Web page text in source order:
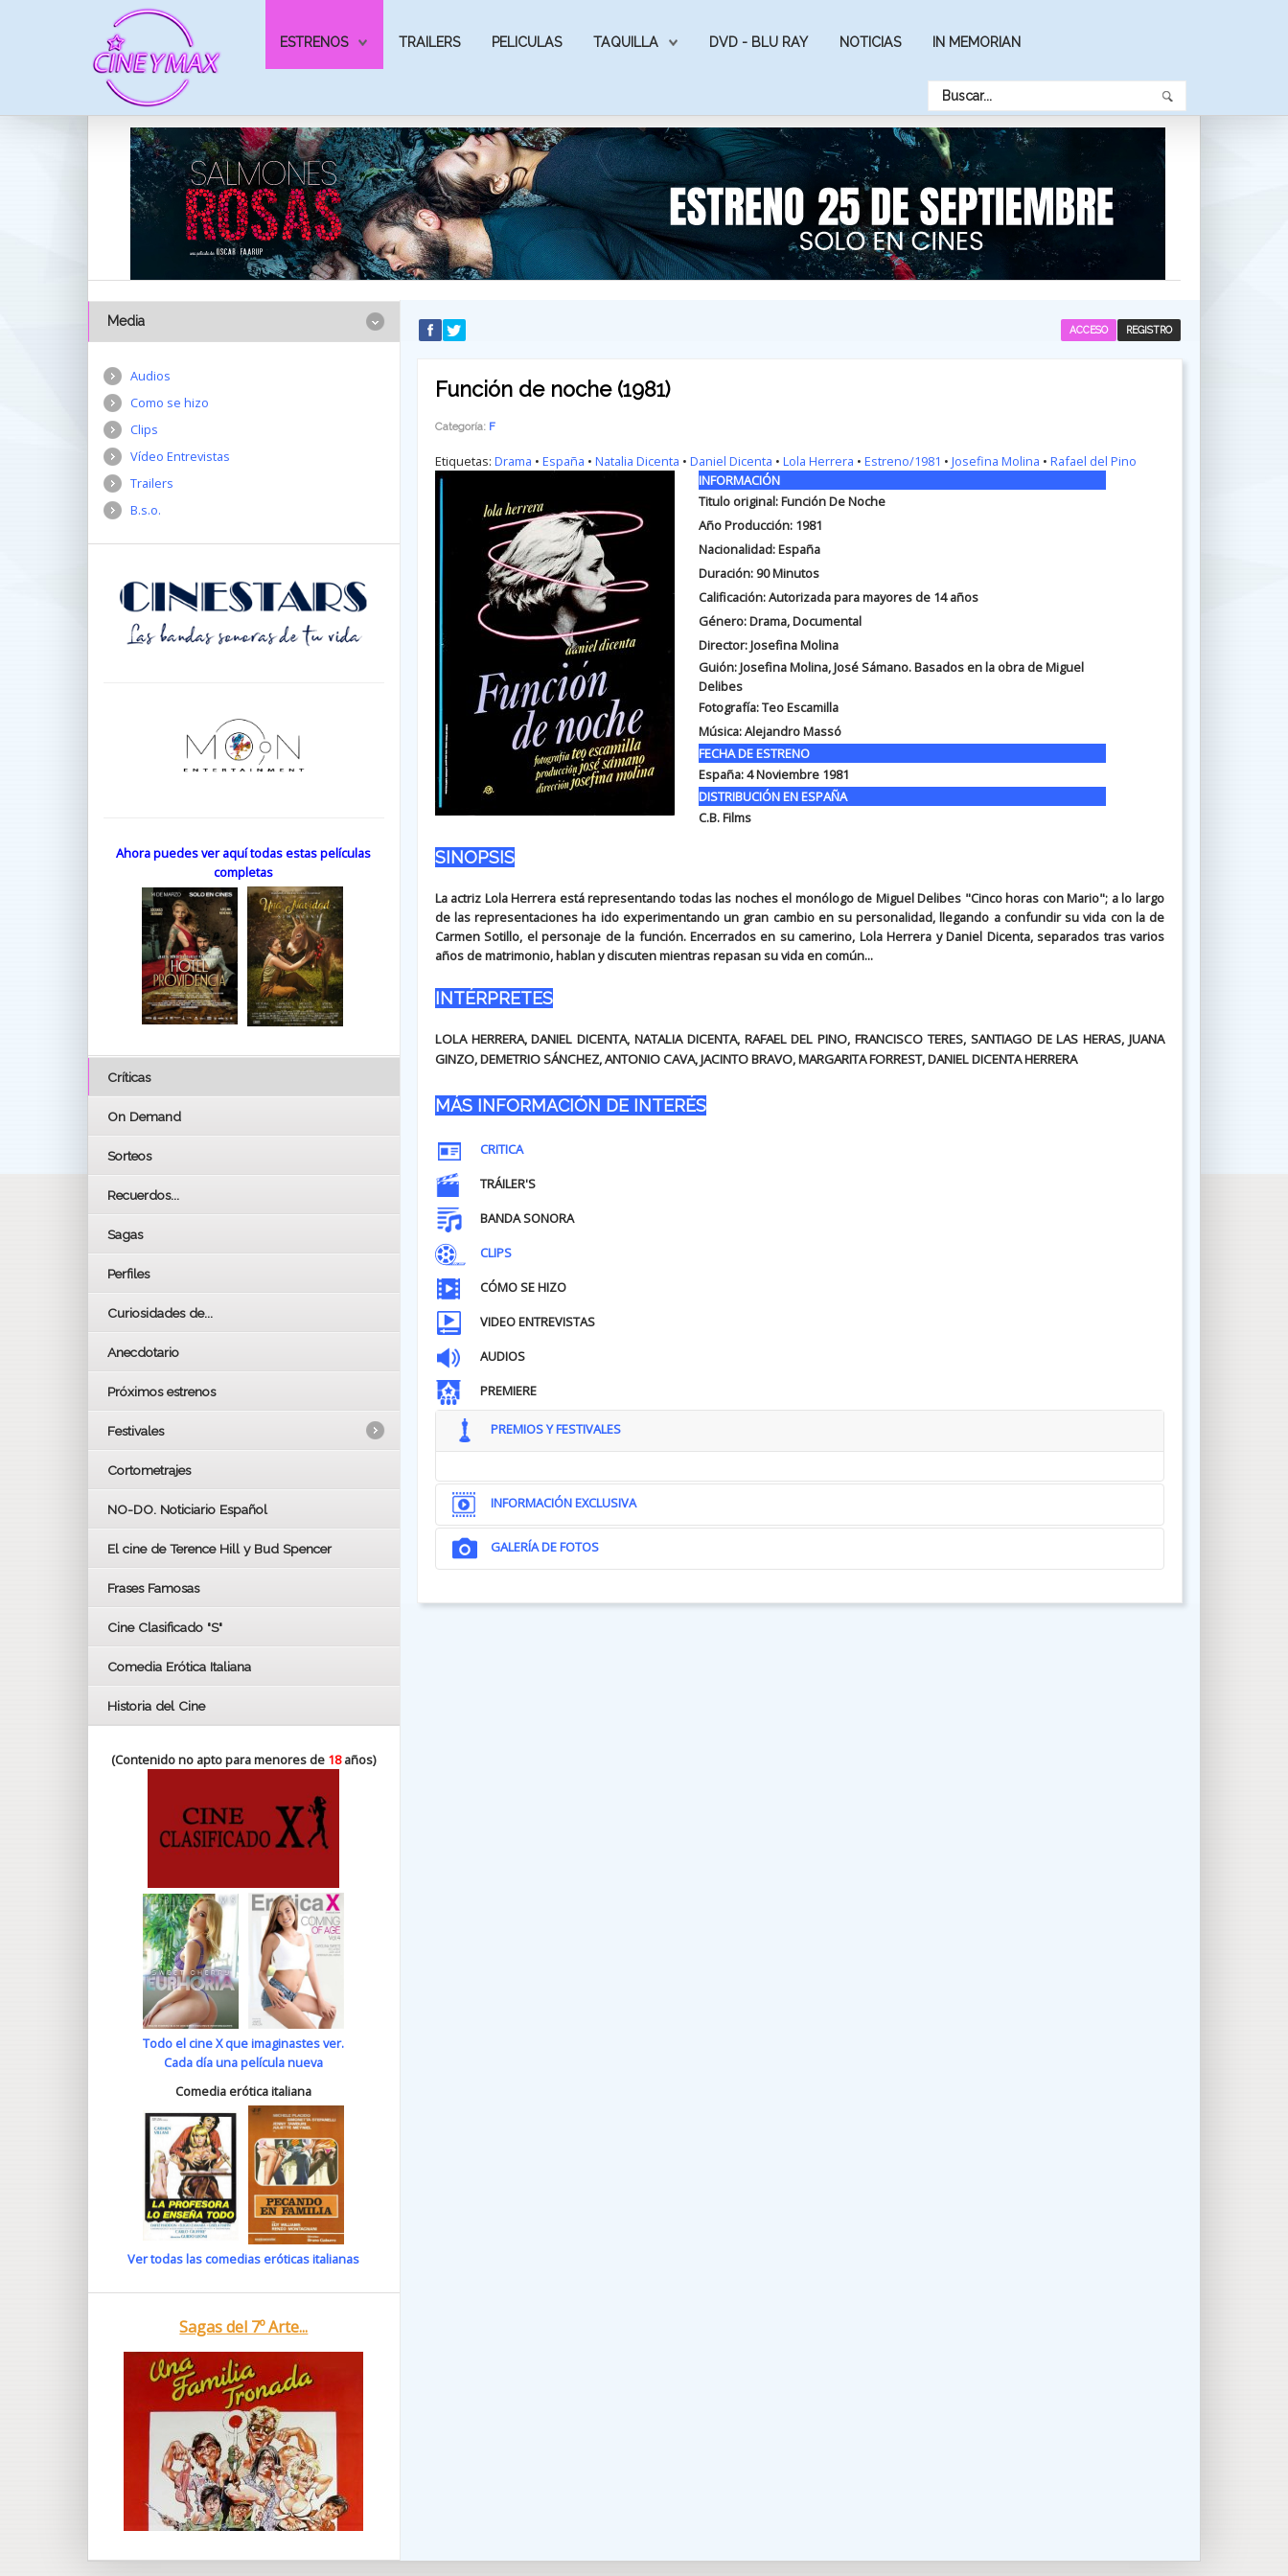
ESTRENOS TRAILERS PELICULAS TAQUILLA DVD - BLU RAY NOTICIAS IN MEMORIAN
REGISTRO
ACCESO
Función de noche (1981)
Categoría: F
Etiquetas: Drama • España • Natalia Dicenta • Daniel Dicenta • Lola Herrera • Estreno/1981 • Josefina Molina • Rafael del Pino
INFORMACIÓN
Titulo original: Función De Noche
Año Producción: 1981
Nacionalidad: España
Duración: 90Minutos
Calificación: Autorizada para mayores de 14 años
Género: Drama, Documental
Director: Josefina Molina
Guión: Josefina Molina, José Sámano. Basados en la obra de Miguel
Delibes
Fotografía: Teo Escamilla
Música: Alejandro Massó
FECHA DE ESTRENO
España: 4 Noviembre 1981
DISTRIBUCIÓN EN ESPAÑA
C.B. Films
SINOPSIS
La actriz Lola Herrera está representando todas las noches el monólogo de Miguel Delibes "Cinco horas con Mario"; a lo largo
de las representaciones ha ido experimentando un gran cambio en su personalidad, llegando a confundir su vida con la de
Carmen Sotillo, el personaje de la función. Encerrados en su camerino, Lola Herrera y Daniel Dicenta, separados tras varios
años de matrimonio, hablan y discuten mientras repasan su vida en común...
INTÉRPRETES
LOLA HERRERA, DANIEL DICENTA, NATALIA DICENTA, RAFAEL DEL PINO, FRANCISCO TERES, SANTIAGO DE LAS HERAS, JUANA
GINZO, DEMETRIO SÁNCHEZ, ANTONIO CAVA, JACINTO BRAVO, MARGARITA FORREST, DANIEL DICENTA HERRERA
MÁS INFORMACIÓN DE INTERÉS
CRITICA
TRÁILER'S
BANDA SONORA
CLIPS
CÓMO SE HIZO
VIDEO ENTREVISTAS
AUDIOS
PREMIERE
PREMIOS Y FESTIVALES
INFORMACIÓN EXCLUSIVA
GALERÍA DE FOTOS
Media
Audios
Como se hizo
Clips
Vídeo Entrevistas
Trailers
B.s.o.
Ahora puedes ver aquí todas estas películas
completas
Críticas
On Demand
Sorteos
Recuerdos...
Sagas
Perfiles
Curiosidades de...
Anecdotario
Próximos estrenos
Festivales
LOS OSCARS
BAFTA
Cortometrajes
NO-DO. Noticiario Español
El cine de Terence Hill y Bud Spencer
Frases Famosas
Cine Clasificado "S"
Comedia Erótica Italiana
Historia del Cine
(Contenido no apto para menores de 18años)
Todo el cine X que imaginastes ver.
Cada día una película nueva
Comedia erótica italiana
Ver todas las comedias eróticas italianas
Sagas del 7º Arte...